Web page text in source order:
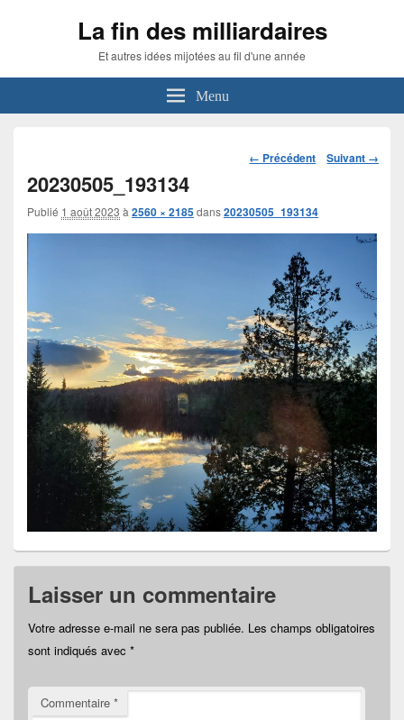
La fin des milliardaires
Et autres idées mijotées au fil d'une année
Menu
Navigation
images
← Précédent Suivant →
20230505_193134
Publié 1 août 2023 à 2560 × 2185dans20230505_193134
Laisser un commentaire
Votre adresse e-mail ne sera pas publiée. Les champs obligatoires
sont indiqués avec *
Commentaire *